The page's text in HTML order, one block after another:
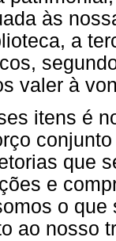
às
a
valer à
itens é
que
e
o
ao nosso